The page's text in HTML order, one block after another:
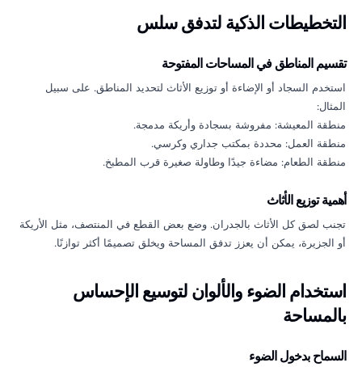
التخطيطات الذكية لتدفق سلس
تقسيم المناطق في المساحات المفتوحة
استخدم السجاد أو الإضاءة أو توزيع الأثاث لتحديد المناطق. على سبيل
المثال:
منطقة المعيشة: مفروشة بسجادة وأريكة مدمجة.
منطقة العمل: محددة بمكتب جداري وكرسي.
منطقة الطعام: مضاءة جيدًا وطاولة صغيرة قرب المطبخ.
أهمية توزيع الأثاث
تجنب لصق كل الأثاث بالجدران. وضع بعض القطع في المنتصف، مثل الأريكة
أو الجزيرة، يمكن أن يعزز تدفق المساحة ويخلق تصميمًا أكثر توازنًا.
استخدام الضوء والألوان لتوسيع الإحساس
بالمساحة
السماح بدخول الضوء
Soul Architecture AI Agent